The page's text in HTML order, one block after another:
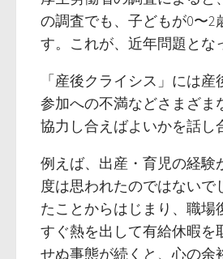
の調査でも、子どもが0〜
す。これが、近年問題とな
「産後クライシス」には
参加への不満などさまざま
協力し合えばよいかを話し
例えば、出産・育児の経験
度は思われたのではない
たことからはじまり、職
すぐ熱を出して有給休暇を
せぬ事態が続くと、心の余